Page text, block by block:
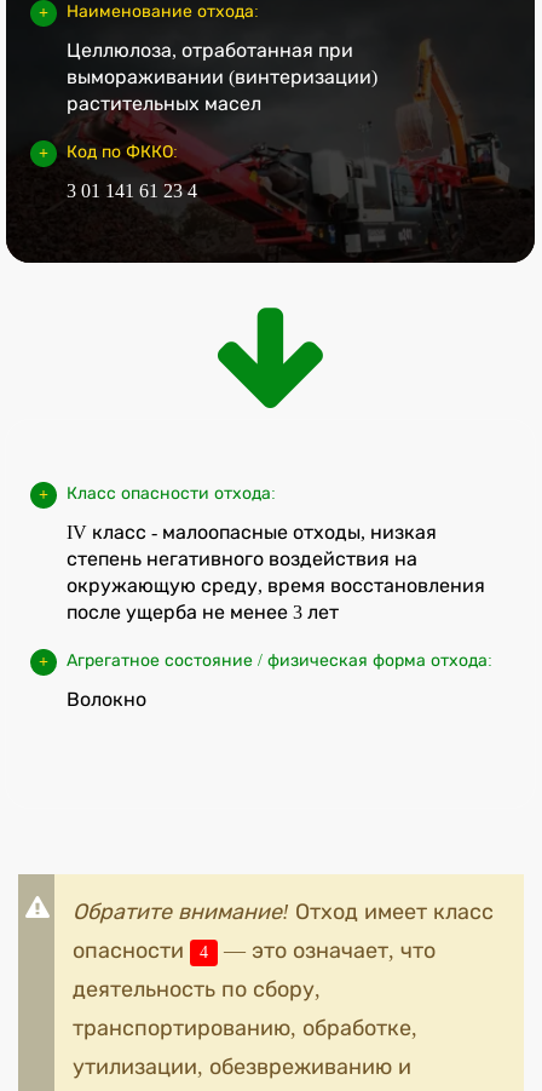
Наименование отхода:
Целлюлоза, отработанная при
вымораживании (винтеризации)
растительных масел
Код по ФККО:
3 01 141 61 23 4
Класс опасности отхода:
IV класс - малоопасные отходы, низкая
степень негативного воздействия на
окружающую среду, время восстановления
после ущерба не менее 3 лет
Агрегатное состояние / физическая форма отхода:
Волокно
Обратите внимание! Отход имеет класс
опасности
4
— это означает, что
деятельность по сбору,
транспортированию, обработке,
утилизации, обезвреживанию и